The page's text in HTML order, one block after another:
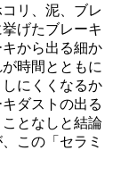
リ、泥、ブレ
げたブレーキ
から出る細か
時間とともに
にくくなるか
ダストの出る
となしと結論
この「セラミ